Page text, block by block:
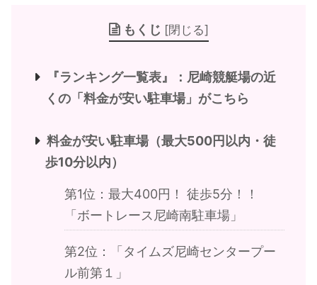
もくじ [閉じる]
『ランキング一覧表』：尼崎競艇場の近
くの「料金が安い駐車場」がこちら
料金が安い駐車場（最大500円以内・徒
歩10分以内）
第1位：最大400円！ 徒歩5分！！
「ボートレース尼崎南駐車場」
第2位：「タイムズ尼崎センタープー
ル前第１」